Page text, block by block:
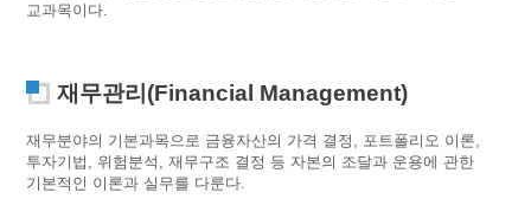
교과목이다.
재무관리(Financial Management)
재무분야의 기본과목으로 금융자산의 가격 결정, 포트폴리오 이론,
투자기법, 위험분석, 재무구조 결정 등 자본의 조달과 운용에 관한
기본적인 이론과 실무를 다룬다.